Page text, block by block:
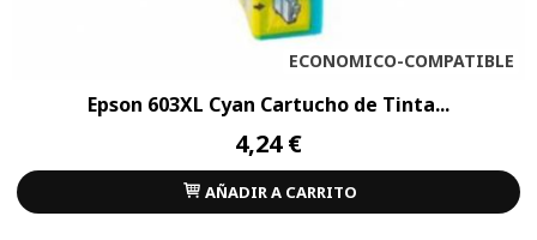
ECONOMICO-COMPATIBLE
Epson 603XL Cyan Cartucho de Tinta...
4,24 €
AÑADIR A CARRITO